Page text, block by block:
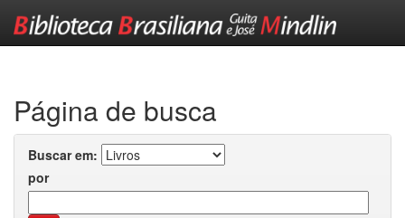
Página de busca
Buscar em:
por